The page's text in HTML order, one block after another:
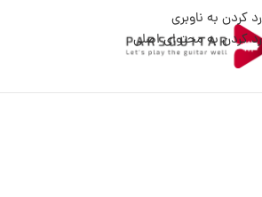
رد کردن به ناوبری
رد کردن به محتوای اصلی